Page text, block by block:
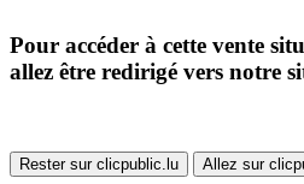
Pour accéder à cette vente
allez être redirigé vers notre
Rester sur clicpublic.lu Allez sur